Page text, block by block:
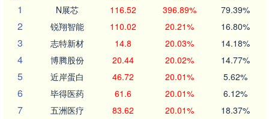
1
N展芯 116.52 396.89% 79.39%
2 锐翔智能 110.02 20.21% 16.80%
3 志特新材 14.8 20.03% 14.18%
4 博腾股份 20.44 20.02% 14.77%
5 近岸蛋白 46.72 20.01% 5.62%
6 毕得医药 61.6 20.01% 6.12%
7 五洲医疗 83.62 20.01% 18.37%